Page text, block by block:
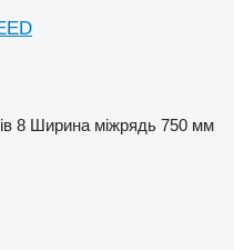
8 Ширина міжрядь 750 мм